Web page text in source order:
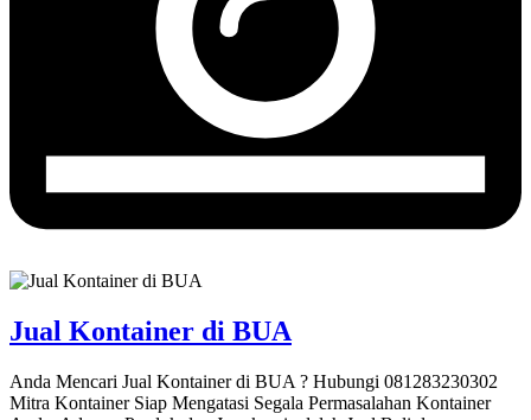
Jual Kontainer di BUA
Anda Mencari Jual Kontainer di BUA ? Hubungi 081283230302
Mitra Kontainer Siap Mengatasi Segala Permasalahan Kontainer